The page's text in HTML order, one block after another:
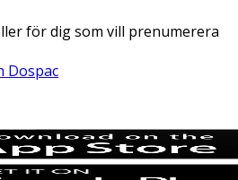
för dig som vill prenumerera
Dospac